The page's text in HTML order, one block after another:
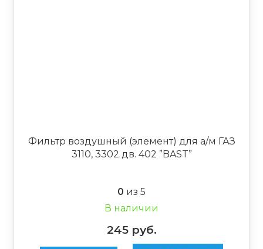
Фильтр воздушный (элемент) для а/м ГАЗ
3110, 3302 дв. 402 ”BAST”
0 из 5
В наличии
245 руб.